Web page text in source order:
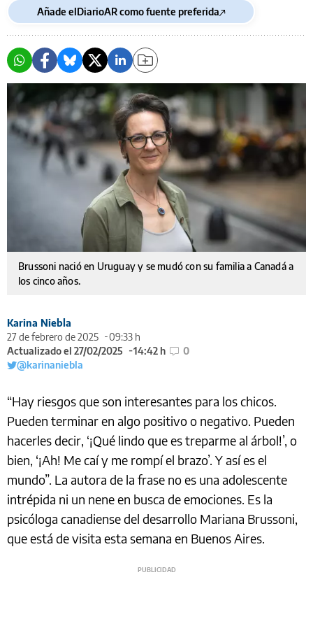
Añade elDiarioAR como fuente preferida
Brussoni nació en Uruguay y se mudó con su familia a Canadá a
los cinco años.
Karina Niebla
27 de febrero de 2025
09:33 h
Actualizado el 27/02/2025
14:42 h
0
@karinaniebla
“Hay riesgos que son interesantes para los chicos.
Pueden terminar en algo positivo o negativo. Pueden
hacerles decir, ‘¡Qué lindo que es treparme al árbol!’, o
bien, ‘¡Ah! Me caí y me rompí el brazo’. Y así es el
mundo”. La autora de la frase no es una adolescente
intrépida ni un nene en busca de emociones. Es la
psicóloga canadiense del desarrollo Mariana Brussoni,
que está de visita esta semana en Buenos Aires.